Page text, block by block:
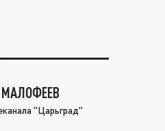
"Царьград"